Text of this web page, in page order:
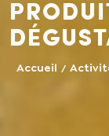
Accueil